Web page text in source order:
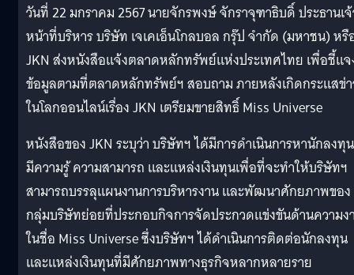
วันที่ 22 มกราคม 2567 นายจักรพงษ์ จักราจุฑาธิบดิ์ ประธานเ
หน้าที่บริหาร บริษัท เจเคเอ็นโกลบอล กรุ๊ป จำกัด (มหาชน) หรื
JKN ส่งหนังสือแจ้งตลาดหลักทรัพย์แห่งประเทศไทย เพื่อชี้แ
ข้อมูลตามที่ตลาดหลักทรัพย์ฯ สอบถาม ภายหลังเกิดกระแสข่
ในโลกออนไลน์เรื่อง JKN เตรียมขายสิทธิ์ Miss Universe
หนังสือของ JKN ระบุว่า บริษัทฯ ได้มีการดําเนินการหานักลงทุ
มีความรู้ ความสามารถ และแหล่งเงินทุนเพื่อที่จะทําให้บริษัทฯ
สามารถบรรลุแผนงานการบริหารงาน และพัฒนาศักยภาพของ
กลุ่มบริษัทย่อยที่ประกอบกิจการจัดประกวดแข่งขันด้านความง
ในชื่อ Miss Universe ซึ่งบริษัทฯ ได้ดําเนินการติดต่อนักลงทุน
และแหล่งเงินทุนที่มีศักยภาพทางธุรกิจหลากหลายราย